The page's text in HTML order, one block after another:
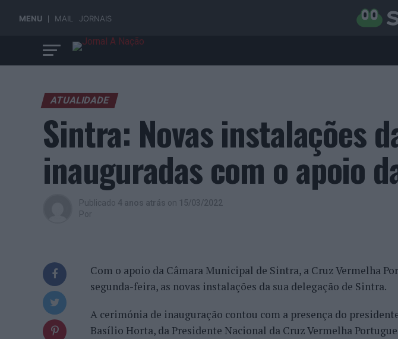
MENU MAIL JORNAIS
ATUALIDADE
Sintra: Novas instalações
inauguradas com o apoio
Publicado 4 anos atrás on 15/03/2022
Por
Com o apoio da Câmara Municipal de Sintra, a Cruz Vermelha
segunda-feira, as novas instalações da sua delegação de Sintra.
A cerimónia de inauguração contou com a presença do
Basílio Horta, da Presidente Nacional da Cruz Vermelha